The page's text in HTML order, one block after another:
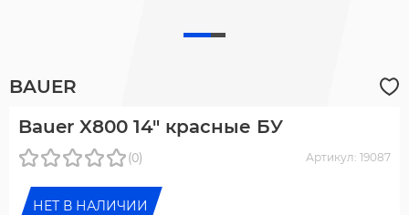
BAUER
Bauer X800 14" красные БУ
(0) Артикул: 19087
НЕТ В НАЛИЧИИ